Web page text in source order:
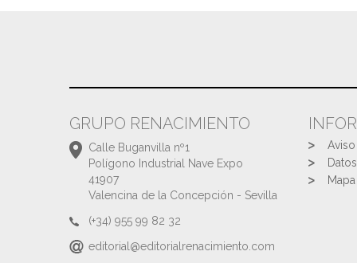
GRUPO RENACIMIENTO
Calle Buganvilla nº1
Polígono Industrial Nave Expo
41907
Valencina de la Concepción - Sevilla
(+34) 955 99 82 32
editorial@editorialrenacimiento.com